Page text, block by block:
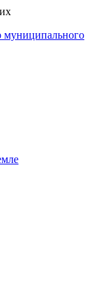
муниципального